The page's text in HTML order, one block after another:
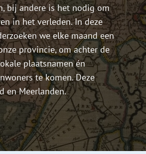
bij andere is het nodig om
in het verleden. In deze
we elke maand een
provincie, om achter de
plaatsnamen én
te komen. Deze
en Meerlanden.